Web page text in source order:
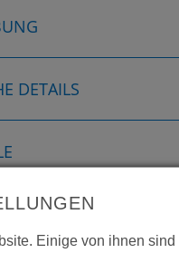
DETAILS
Einige von ihnen sind